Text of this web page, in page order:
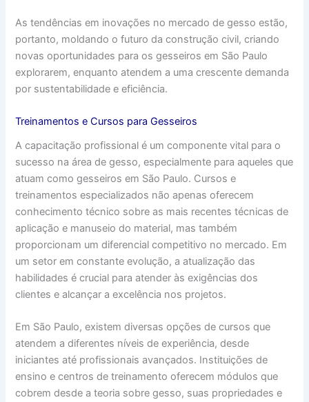
As tendências em inovações no mercado de gesso estão,
portanto, moldando o futuro da construção civil, criando
novas oportunidades para os gesseiros em São Paulo
explorarem, enquanto atendem a uma crescente demanda
por sustentabilidade e eficiência.
Treinamentos e Cursos para Gesseiros
A capacitação profissional é um componente vital para o
sucesso na área de gesso, especialmente para aqueles que
atuam como gesseiros em São Paulo. Cursos e
treinamentos especializados não apenas oferecem
conhecimento técnico sobre as mais recentes técnicas de
aplicação e manuseio do material, mas também
proporcionam um diferencial competitivo no mercado. Em
um setor em constante evolução, a atualização das
habilidades é crucial para atender às exigências dos
clientes e alcançar a excelência nos projetos.
Em São Paulo, existem diversas opções de cursos que
atendem a diferentes níveis de experiência, desde
iniciantes até profissionais avançados. Instituições de
ensino e centros de treinamento oferecem módulos que
cobrem desde a teoria sobre gesso, suas propriedades e